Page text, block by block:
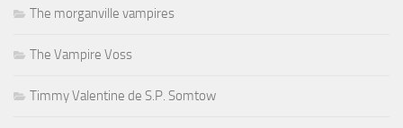
The morganville vampires
The Vampire Voss
Timmy Valentine de S.P. Somtow